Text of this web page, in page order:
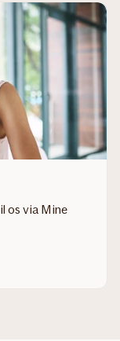
os via Mine